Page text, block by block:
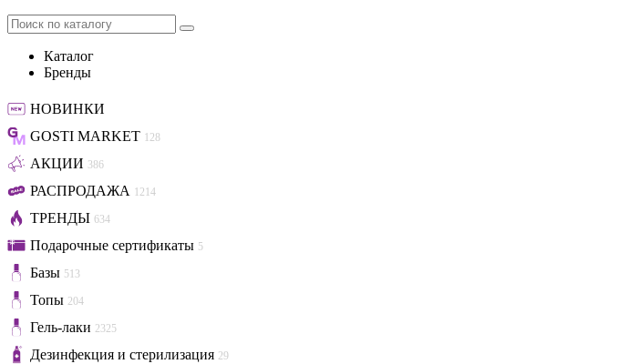
Каталог
Бренды
НОВИНКИ
GOSTI MARKET 128
АКЦИИ 386
РАСПРОДАЖА 1214
ТРЕНДЫ 634
Подарочные сертификаты 5
Базы 513
Топы 204
Гель-лаки 2325
Дезинфекция и стерилизация 29